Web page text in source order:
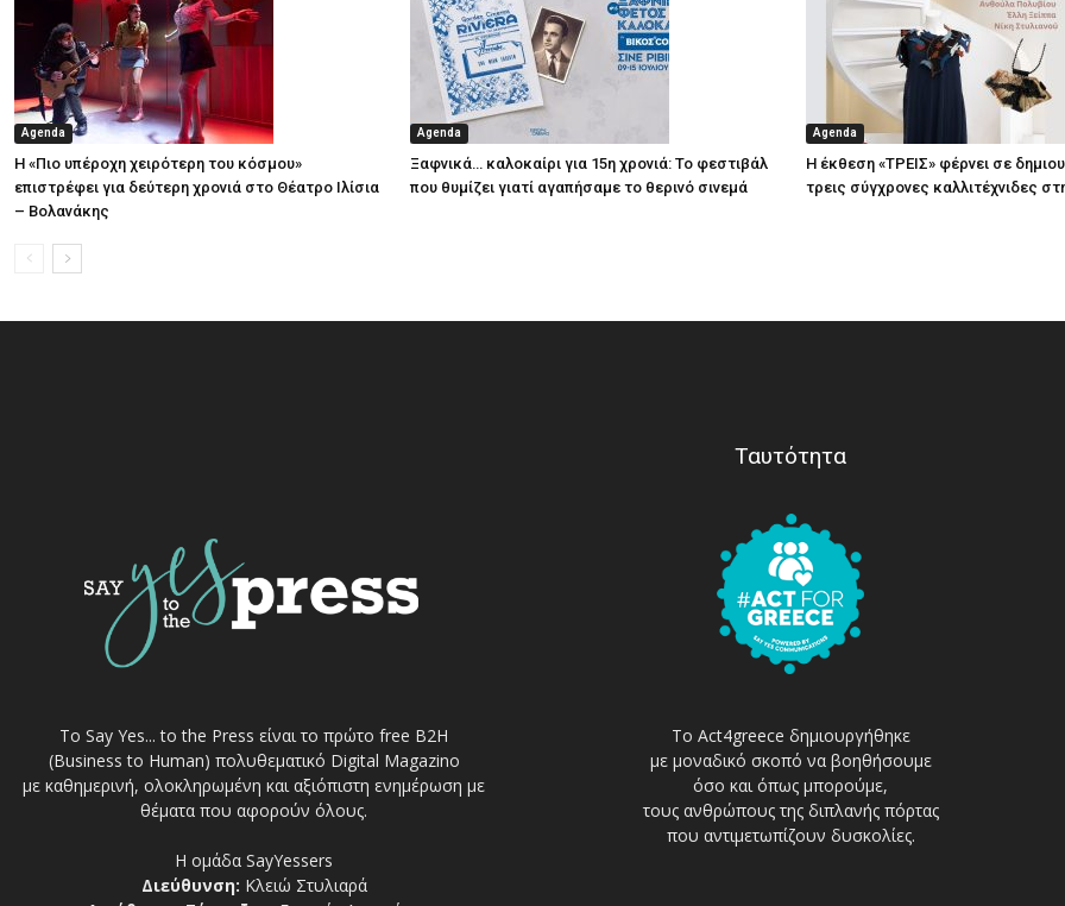
Agenda
Η «Πιο υπέροχη χειρότερη του κόσμου»
επιστρέφει για δεύτερη χρονιά στο Θέατρο Ιλίσια
– Βολανάκης
Agenda
Ξαφνικά… καλοκαίρι για 15η χρονιά: Το φεστιβάλ
που θυμίζει γιατί αγαπήσαμε το θερινό σινεμά
Agenda
Η έκθεση «ΤΡΕΙΣ» φέρνει σε
τρεις σύγχρονες καλλιτέχνιδες
Το Say Yes... to the Press είναι το πρώτο free Β2Η
(Business to Human) πολυθεματικό Digital Magazino
με καθημερινή, ολοκληρωμένη και αξιόπιστη ενημέρωση με
θέματα που αφορούν όλους.
Η ομάδα SayYessers
Διεύθυνση: Κλειώ Στυλιαρά
Ταυτότητα
Το Act4greece δημιουργήθηκε
με μοναδικό σκοπό να βοηθήσουμε
όσο και όπως μπορούμε,
τους ανθρώπους της διπλανής πόρτας
που αντιμετωπίζουν δυσκολίες.